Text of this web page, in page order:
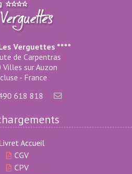
Verguettes ****
de Carpentras
sur Auzon
- France
618 818
Accueil
CGV
CPV